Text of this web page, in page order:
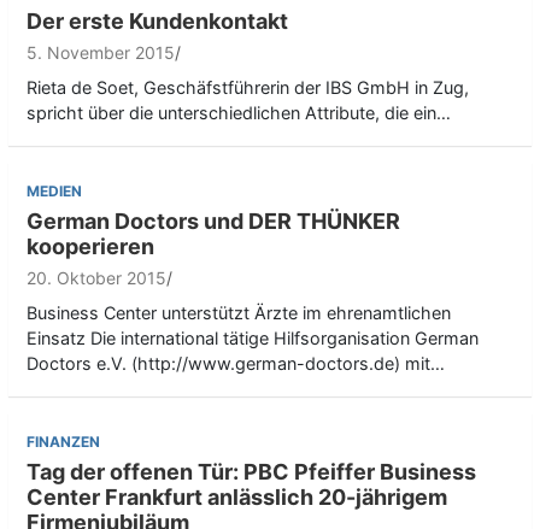
Der erste Kundenkontakt
5. November 2015
Rieta de Soet, Geschäfstführerin der IBS GmbH in Zug,
spricht über die unterschiedlichen Attribute, die ein…
MEDIEN
German Doctors und DER THÜNKER
kooperieren
20. Oktober 2015
Business Center unterstützt Ärzte im ehrenamtlichen
Einsatz Die international tätige Hilfsorganisation German
Doctors e.V. (http://www.german-doctors.de) mit…
FINANZEN
Tag der offenen Tür: PBC Pfeiffer Business
Center Frankfurt anlässlich 20-jährigem
Firmenjubiläum